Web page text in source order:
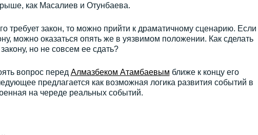
как Масалиев и Отунбаева.
требует закон, то можно прийти к драматичному сценарию. Если
можно оказаться опять же в уязвимом положении. Как сделать
но не совсем ее сдать?
вопрос перед Алмазбеком Атамбаевым ближе к концу его
предлагается как возможная логика развития событий в
на череде реальных событий.